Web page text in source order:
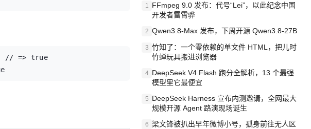
// => true
1 FFmpeg 9.0 发布：代号“Lei”，以此纪念中国
开发者雷霄骅
2 Qwen3.8-Max 发布，下周开源 Qwen3.8-27B
3 竹知了：一个零依赖的单文件 HTML，把儿时
竹蝉玩具搬进浏览器
4 DeepSeek V4 Flash 跑分全解析，13 个最强
模型里它最便宜
5 DeepSeek Harness 宣布内测邀请，全网最大
规模开源 Agent 路演现场诞生
6 梁文锋被扒出早年微博小号，孤身前往无人区